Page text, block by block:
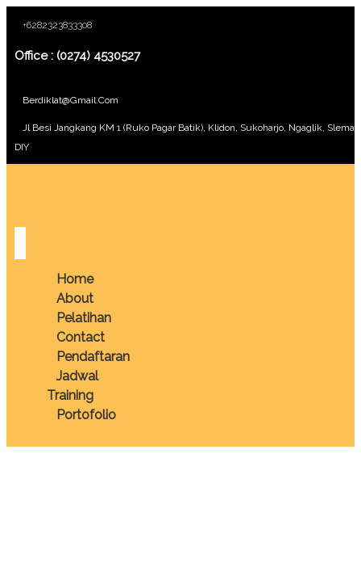
+6282323833308
Office : (0274) 4530527
Berdiklat@gmail.com
Jl Besi Jangkang KM 1 (Ruko Pagar Batik), Klidon, Sukoharjo, Ngaglik,
DIY
Home
About
Pelatihan
Contact
Pendaftaran
Jadwal
Training
Portofolio